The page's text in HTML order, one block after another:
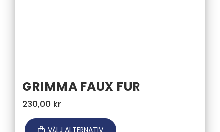
GRIMMA FAUX FUR
230,00 kr
VÄLJ ALTERNATIV